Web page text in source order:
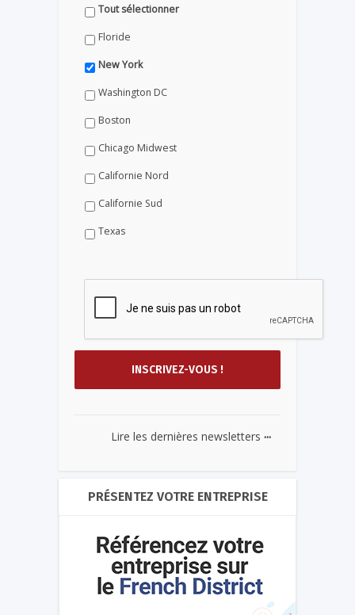
Tout sélectionner
Floride
New York
Washington DC
Boston
Chicago Midwest
Californie Nord
Californie Sud
Texas
Lire les dernières newsletters ...
PRÉSENTEZ VOTRE ENTREPRISE